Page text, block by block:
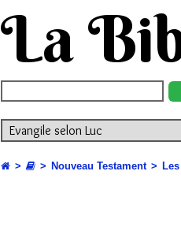
La
Nouveau Testament